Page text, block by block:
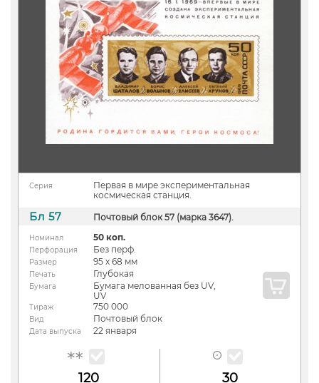
Серия
Первая в мире экспериментальная
космическая станция.
Бл 57 Почтовый блок 57 (марка 3647).
Номинал 50 коп.
Перфорация Без перф.
Размер 95 х 68 мм
Печать Глубокая
Бумага
Бумага мелованная без UV,
UV
Тираж 750 000
Вид Почтовый блок
Дата выпуска 22 января
120 30